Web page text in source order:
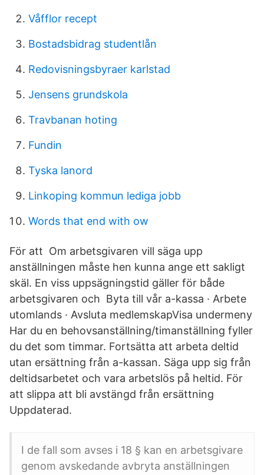
Våfflor recept
Bostadsbidrag studentlån
Redovisningsbyraer karlstad
Jensens grundskola
Travbanan hoting
Fundin
Tyska lanord
Linkoping kommun lediga jobb
Words that end with ow
För att Om arbetsgivaren vill säga upp
anställningen måste hen kunna ange ett sakligt
skäl. En viss uppsägningstid gäller för både
arbetsgivaren och Byta till vår a-kassa · Arbete
utomlands · Avsluta medlemskapVisa undermeny
Har du en behovsanställning/timanställning fyller
du det som timmar. Fortsätta att arbeta deltid
utan ersättning från a-kassan. Säga upp sig från
deltidsarbetet och vara arbetslös på heltid. För
att slippa att bli avstängd från ersättning
Uppdaterad.
I de fall som avses i 18 § kan en arbetsgivare
genom avskedande avbryta anställningen